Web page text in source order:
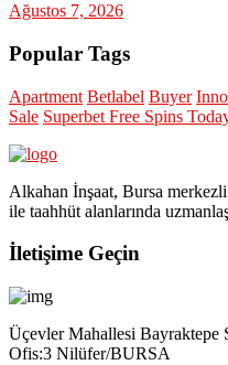
Ağustos 7, 2026
Popular Tags
Apartment Betlabel Buyer
Sale Superbet Free Spins
Alkahan İnşaat, Bursa
ile taahhüt alanlarında
İletişime Geçin
Üçevler Mahallesi
Ofis:3 Nilüfer/BURSA